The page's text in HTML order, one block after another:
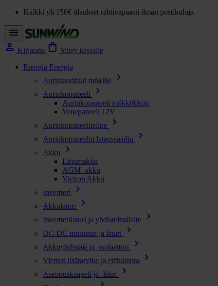
Kaikki yli 150€ tilaukset rahtivapaasti ilman postikuluja.
menu
person Kirjaudu shopping_bag Siirry kassalle
Energia Energia
Aurinkosähkö mökille
chevron_right
Aurinkopaneeli chevron_right
Aurinkopaneeli mökki&koti
Venepaneeli 12V
Aurinkopaneeliteline
chevron_right
Aurinkopaneelin lataussäädin chevron_right
Akku chevron_right
Litiumakku
AGM -akku
Victron Akku
Invertteri
chevron_right
Akkulaturi chevron_right
Invertterilaturi ja yhdistelmälaite chevron_right
DC-DC muunnin ja laturi chevron_right
Akkuyhdistäjä ja -isolaattori chevron_right
Victron lisätarvike ja etähallinta chevron_right
Asennuskaapeli ja -liitin chevron_right